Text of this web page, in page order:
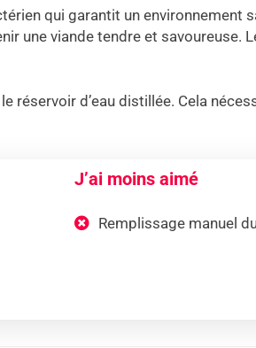
qui garantit un environnement
une viande tendre et
réservoir d’eau distillée. Cela
J’ai moins aimé
Remplissage manuel